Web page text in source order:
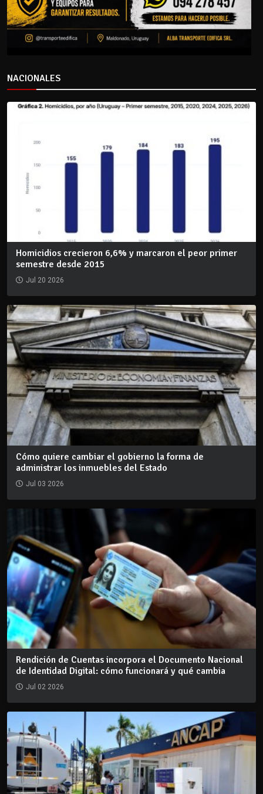
NACIONALES
Homicidios crecieron 6,6% y marcaron el peor primer
semestre desde 2015
Jul 20 2026
Cómo quiere cambiar el gobierno la forma de
administrar los inmuebles del Estado
Jul 03 2026
Rendición de Cuentas incorpora el Documento Nacional
de Identidad Digital: cómo funcionará y qué cambia
Jul 02 2026